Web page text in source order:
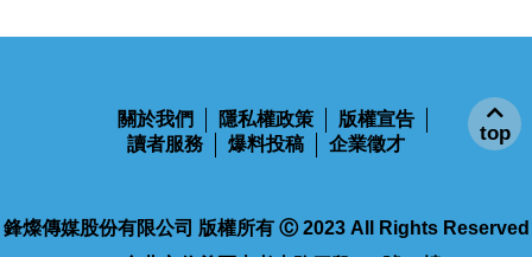
讀者服務
爆料投稿 企業徵才
top